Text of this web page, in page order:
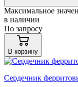
Максимальное
в наличии
По запросу
В корзину
Сердечник